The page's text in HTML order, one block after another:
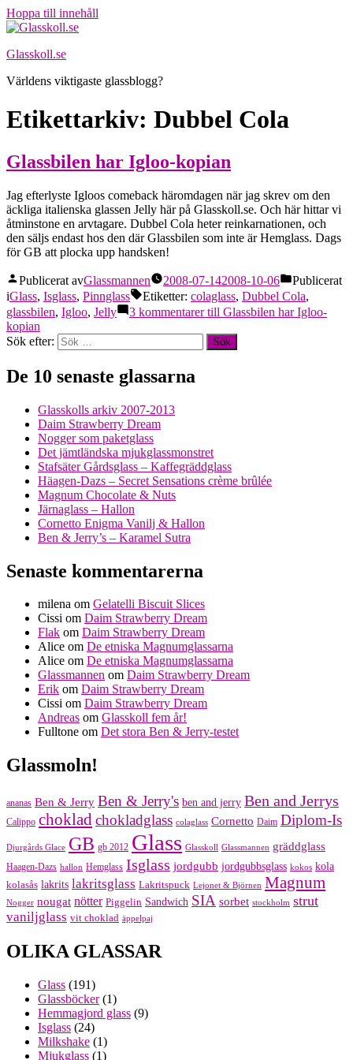
Hoppa till innehåll
Glasskoll.se
Världens viktigaste glassblogg?
Etikettarkiv: Dubbel Cola
Glassbilen har Igloo-kopian
Jag efterlyste Igloos comeback häromdagen när jag skrev om den
äckliga italienska glassen Jelly här på Glasskoll.se. Och här hittar vi
åtminstone en arvtagare. Dubbel Cola heter reinkarnationen, och
den säljs endast hos den där Glassbilen som inte är Hemglass. Dags
för GB att plocka upp handsken!
Publicerat avGlassmannen 2008-07-142008-10-06
Publicerat
iGlass, Isglass, Pinnglass Etiketter: colaglass, Dubbel Cola,
glassbilen, Igloo, Jelly 3 kommentarertill Glassbilen har Igloo-
kopian
Sök efter:
De 10 senaste glassarna
Glasskolls arkiv 2007-2013
Daim Strawberry Dream
Nogger som paketglass
Det jämtländska mjukglassmonstret
Stafsäter Gårdsglass – Kaffegräddglass
Häagen-Dazs – Secret Sensations crème brûlée
Magnum Chocolate & Nuts
Järnaglass – Hallon
Cornetto Enigma Vanilj & Hallon
Ben & Jerry’s – Karamel Sutra
Senaste kommentarerna
milena om Gelatelli Biscuit Slices
Cissi om Daim Strawberry Dream
Flak om Daim Strawberry Dream
Alice om De etniska Magnumglassarna
Alice om De etniska Magnumglassarna
Glassmannen om Daim Strawberry Dream
Erik om Daim Strawberry Dream
Cissi om Daim Strawberry Dream
Andreas om Glasskoll fem år!
Fulltone om Det stora Ben & Jerry-testet
Glassmoln!
ananas Ben & Jerry Ben & Jerry's ben and jerry Ben and Jerrys
Calippo choklad chokladglass colaglass Cornetto Daim Diplom-Is
Djurgårds Glace GB gb 2012 Glass Glasskoll Glassmannen gräddglass
Haagen-Dazs hallon Hemglass Isglass jordgubb jordgubbsglass kokos kola
kolasås lakrits lakritsglass Lakritspuck Lejonet & Björnen Magnum
Nogger nougat nötter Piggelin Sandwich SIA sorbet stockholm strut
vaniljglass vit choklad äppelpaj
OLIKA GLASSAR
Glass (191)
Glassböcker(1)
Hemmagjord glass (9)
Isglass (24)
Milkshake (1)
Mjukglass (1)